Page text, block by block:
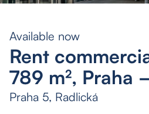
Available now
Rent
789 m², Praha
Praha 5, Radlická